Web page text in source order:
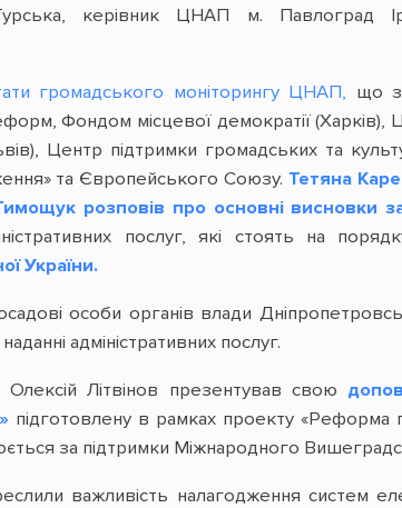
керівник ЦНАП м. Павлоград
громадського моніторингу ЦНАП, що
Фондом місцевої демократії (Харків),
Центр підтримки громадських та
та Європейського Союзу. Тетяна
розповів про основні висновки
послуг, які стоять на
України.
особи органів влади
адміністративних послуг.
Літвінов презентував свою
» підготовлену в рамках проекту «Реформа
за підтримки Міжнародного
важливість налагодження систем